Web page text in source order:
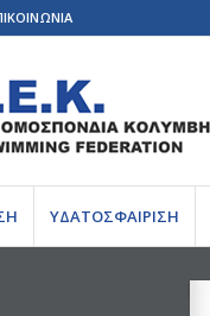
ΥΔΑΤΟΣΦΑΙΡΙΣΗ